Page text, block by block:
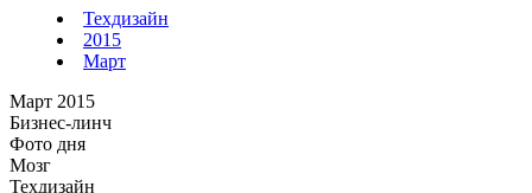
Техдизайн
2015
Март
Март 2015
Бизнес-линч
Фото дня
Мозг
Техдизайн